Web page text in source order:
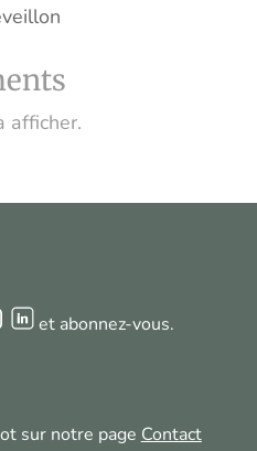
afficher.
et abonnez-vous.
sur notre page Contact